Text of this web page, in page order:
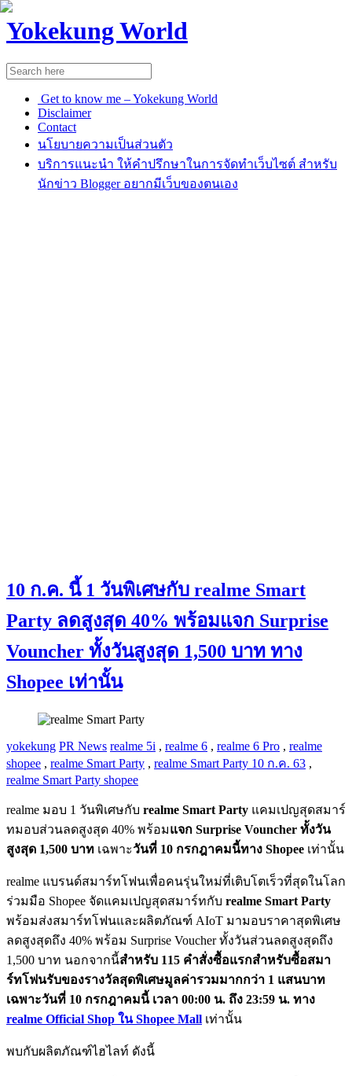
Yokekung World
Get to know me – Yokekung World
Disclaimer
Contact
นโยบายความเป็นส่วนตัว
บริการแนะนำ ให้คำปรึกษาในการจัดทำเว็บไซต์ สำหรับ
นักข่าว Blogger อยากมีเว็บของตนเอง
10 ก.ค. นี้ 1 วันพิเศษกับ realme Smart
Party ลดสูงสุด 40% พร้อมแจก Surprise
Vouncher ทั้งวันสูงสุด 1,500 บาท ทาง
Shopee เท่านั้น
yokekung PR News realme 5i , realme 6 , realme 6 Pro , realme
shopee , realme Smart Party , realme Smart Party 10 ก.ค. 63 ,
realme Smart Party shopee
realme มอบ 1 วันพิเศษกับ realme Smart Party แคมเปญสุดสมาร์
ทมอบส่วนลดสูงสุด 40% พร้อมแจก Surprise Vouncher ทั้งวัน
สูงสุด 1,500 บาท เฉพาะวันที่ 10 กรกฎาคมนี้ทาง Shopee เท่านั้น
realme แบรนด์สมาร์ทโฟนเพื่อคนรุ่นใหม่ที่เติบโตเร็วที่สุดในโลก
ร่วมมือ Shopee จัดแคมเปญสุดสมาร์ทกับ realme Smart Party
พร้อมส่งสมาร์ทโฟนและผลิตภัณฑ์ AIoT มามอบราคาสุดพิเศษ
ลดสูงสุดถึง 40% พร้อม Surprise Voucher ทั้งวันส่วนลดสูงสุดถึง
1,500 บาท นอกจากนี้สำหรับ 115 คำสั่งซื้อแรกสำหรับซื้อสมา
ร์ทโฟนรับของรางวัลสุดพิเศษมูลค่ารวมมากกว่า 1 แสนบาท
เฉพาะวันที่ 10 กรกฎาคมนี้ เวลา 00:00 น. ถึง 23:59 น. ทาง
realme Official Shop ใน Shopee Mall เท่านั้น
พบกับผลิตภัณฑ์ไฮไลท์ ดังนี้